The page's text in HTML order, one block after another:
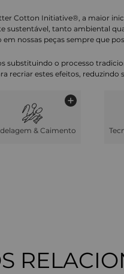
Cotton Initiative®, a maior
sustentável, tanto ambiental
nossas peças sempre que
substituindo o processo
recriar estes efeitos,
& Caimento